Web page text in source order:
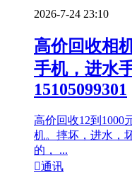
2026-7-24 23:10
高价回收相
手机，进水
15105099301
高价回收12到1000
机。摔坏，进水，
的， ...
通讯